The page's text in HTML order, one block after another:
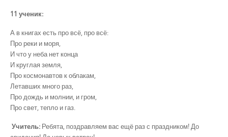
11 ученик:
А в книгах есть про всё, про всё:
Про реки и моря,
И что у неба нет конца
И круглая земля,
Про космонавтов к облакам,
Летавших много раз,
Про дождь и молнии, и гром,
Про свет, тепло и газ.
Учитель: Ребята, поздравляем вас ещё раз с праздником! До